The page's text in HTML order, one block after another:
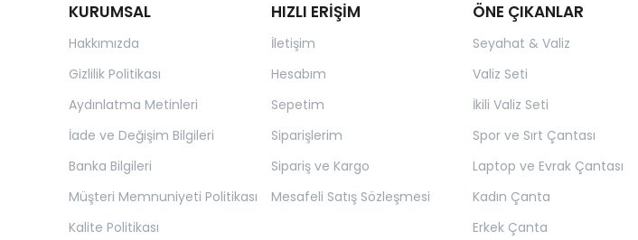
KURUMSAL
Hakkımızda
Gizlilik Politikası
Aydınlatma Metinleri
İade ve Değişim Bilgileri
Banka Bilgileri
Müşteri Memnuniyeti Politikası
Kalite Politikası
HIZLI ERİŞİM
İletişim
Hesabım
Sepetim
Siparişlerim
Sipariş ve Kargo
Mesafeli Satış Sözleşmesi
ÖNE ÇIKANLAR
Seyahat & Valiz
Valiz Seti
İkili Valiz Seti
Spor ve Sırt Çantası
Laptop ve Evrak Çantası
Kadın Çanta
Erkek Çanta